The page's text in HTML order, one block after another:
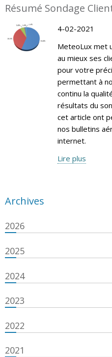
Résumé Sondage
4-02-2021
MeteoLux met
au mieux ses
pour votre
permettant à
continu la
résultats du
cet article ont
nos bulletins
internet.
Lire plus
Archives
2026
2025
2024
2023
2022
2021